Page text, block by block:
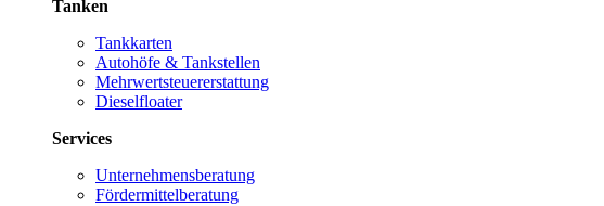
Tanken
Tankkarten
Autohöfe & Tankstellen
Mehrwertsteuererstattung
Dieselfloater
Services
Unternehmensberatung
Fördermittelberatung